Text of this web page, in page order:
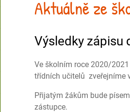
Aktuálně ze
Výsledky zápisu
Ve školním roce 2020/
třídních učitelů zveřejníme
Přijatým žákům bude
zástupce.